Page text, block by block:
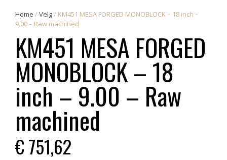
Home /Velg/ KM451 MESA FORGED MONOBLOCK – 18 inch –
9.00 – Raw machined
KM451 MESA FORGED
MONOBLOCK – 18
inch – 9.00 – Raw
machined
€751,62